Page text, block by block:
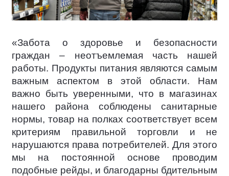
«Забота о здоровье и безопасности
граждан – неотъемлемая часть нашей
работы. Продукты питания являются самым
важным аспектом в этой области. Нам
важно быть уверенными, что в магазинах
нашего района соблюдены санитарные
нормы, товар на полках соответствует всем
критериям правильной торговли и не
нарушаются права потребителей. Для этого
мы на постоянной основе проводим
подобные рейды, и благодарны бдительным